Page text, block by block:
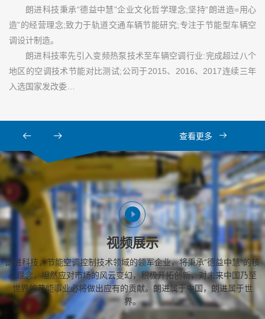
朗进科技秉承“德益中慧”企业文化哲学理念;坚持“朗进造=用心
造”的经营理念;致力于轨道交通车辆节能研究;专注于节能型车辆空
调设计制造。
朗进科技率先引入变频热泵技术至车辆空调行业:完成超过八个
地区的空调技术节能对比测试;公司于2015、2016、2017连续三年
入选国家发改委…
查看更多
视频展示
朗进科技，节能空调控制技术领域的领军企业，将秉承“德益中慧”的核
心理念，坦然应对市场的风云变幻，积极开拓创新，对未来中国乃至
世界的节能事业必将做出应有的贡献。朗进属于中国，朗进属于世
界。